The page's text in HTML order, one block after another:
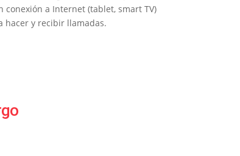
conexión a Internet (tablet, smart TV)
hacer y recibir llamadas.